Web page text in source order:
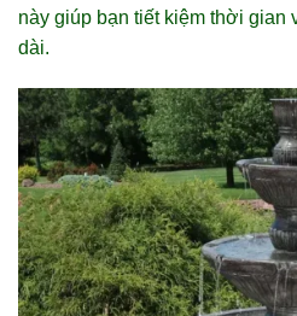
này giúp bạn tiết kiệm thời gian
dài.